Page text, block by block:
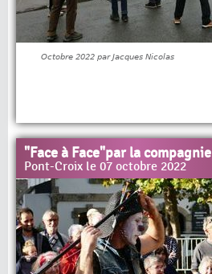
Octobre 2022 par Jacques Nicolas
"Face à Face"par la compagnie
Pont-Croix le 07 octobre 2022